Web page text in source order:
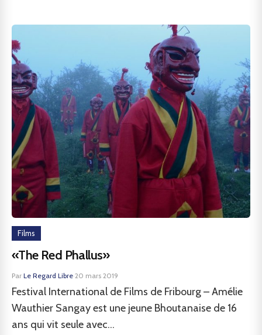
Films
«The Red Phallus»
Par Le Regard Libre·20 mars 2019
Festival International de Films de Fribourg – Amélie
Wauthier Sangay est une jeune Bhoutanaise de 16
ans qui vit seule avec...